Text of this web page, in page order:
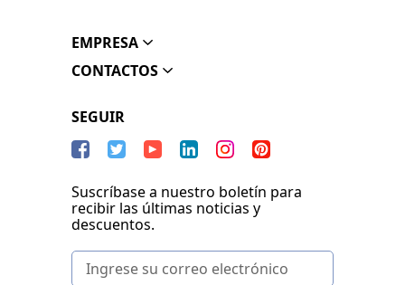
EMPRESA
CONTACTOS
SEGUIR
Suscríbase a nuestro boletín para
recibir las últimas noticias y
descuentos.